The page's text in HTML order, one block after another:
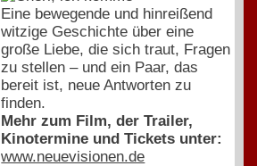
Eine bewegende und hinreißend
witzige Geschichte über eine
große Liebe, die sich traut, Fragen
zu stellen – und ein Paar, das
bereit ist, neue Antworten zu
finden.
Mehr zum Film, der Trailer,
Kinotermine und Tickets unter:
www.neuevisionen.de